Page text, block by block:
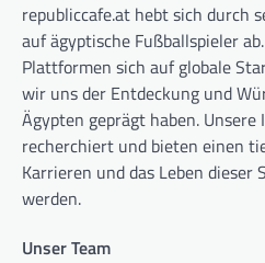
republiccafe.at hebt sich durch
auf ägyptische Fußballspieler
Plattformen sich auf globale
wir uns der Entdeckung und
Ägypten geprägt haben.
recherchiert und bieten einen
Karrieren und das Leben dieser
werden.
Unser Team